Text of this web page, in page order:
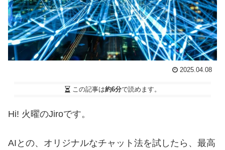
2025.04.08
この記事は約6分で読めます。
Hi! 火曜のJiroです。
AIとの、オリジナルなチャット法を試したら、最高